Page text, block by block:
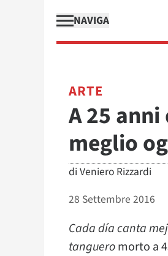
NAVIGA
ARTE
A 25
meglio
di Veniero Rizzardi
28 Settembre 2016
Cada día canta
tangueromorto a